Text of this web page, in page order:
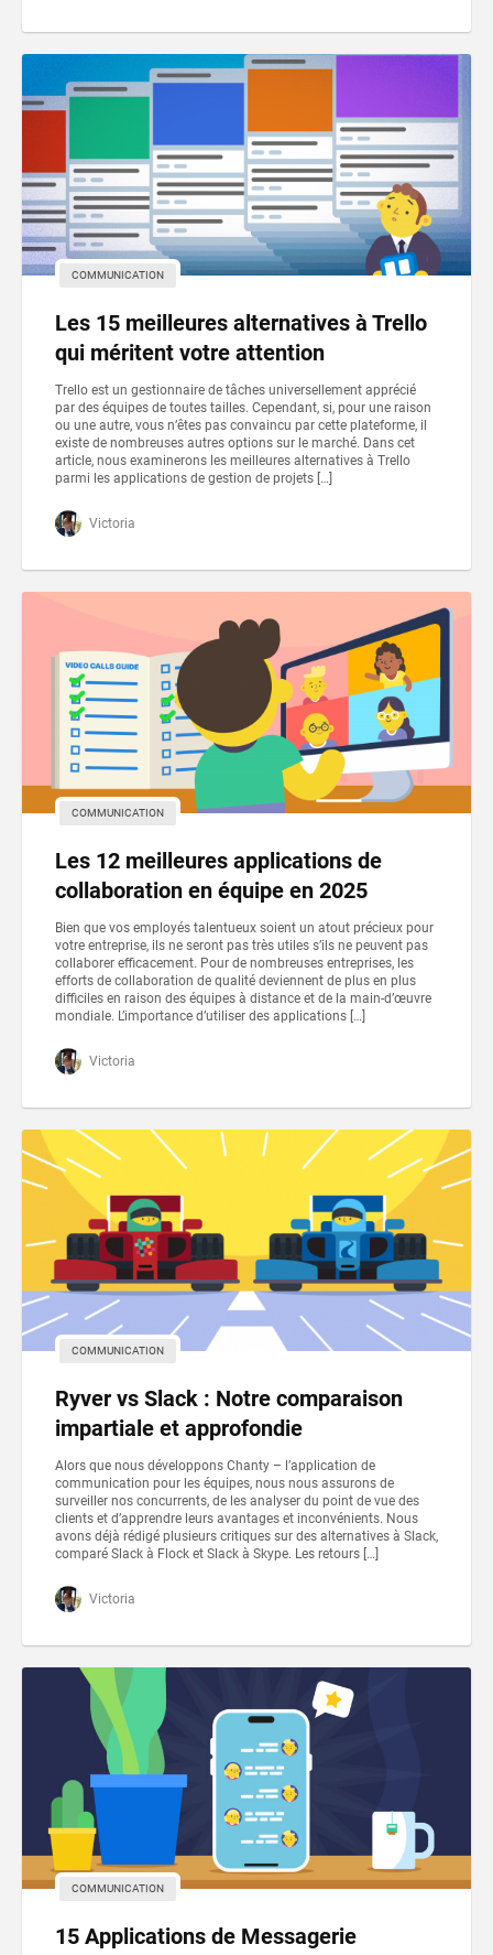
COMMUNICATION
Les 15 meilleures alternatives à Trello
qui méritent votre attention
Trello est un gestionnaire de tâches universellement apprécié
par des équipes de toutes tailles. Cependant, si, pour une raison
ou une autre, vous n’êtes pas convaincu par cette plateforme, il
existe de nombreuses autres options sur le marché. Dans cet
article, nous examinerons les meilleures alternatives à Trello
parmi les applications de gestion de projets […]
Victoria
COMMUNICATION
Les 12 meilleures applications de
collaboration en équipe en 2025
Bien que vos employés talentueux soient un atout précieux pour
votre entreprise, ils ne seront pas très utiles s’ils ne peuvent pas
collaborer efficacement. Pour de nombreuses entreprises, les
efforts de collaboration de qualité deviennent de plus en plus
difficiles en raison des équipes à distance et de la main-d’œuvre
mondiale. L’importance d’utiliser des applications […]
Victoria
COMMUNICATION
Ryver vs Slack : Notre comparaison
impartiale et approfondie
Alors que nous développons Chanty – l’application de
communication pour les équipes, nous nous assurons de
surveiller nos concurrents, de les analyser du point de vue des
clients et d’apprendre leurs avantages et inconvénients. Nous
avons déjà rédigé plusieurs critiques sur des alternatives à Slack,
comparé Slack à Flock et Slack à Skype. Les retours […]
Victoria
COMMUNICATION
15 Applications de Messagerie